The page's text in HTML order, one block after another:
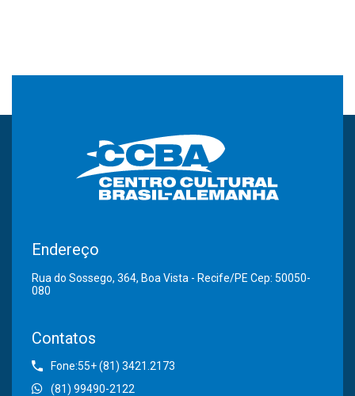
Endereço
Rua do Sossego, 364, Boa Vista - Recife/PE Cep: 50050-
080
Contatos
Fone:55+ (81) 3421.2173
(81) 99490-2122